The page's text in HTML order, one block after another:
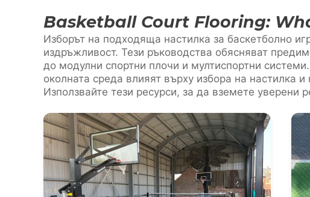
Basketball Court Flooring:
Изборът на подходяща настилка за баскетболно
издръжливост. Тези ръководства обясняват
до модулни спортни плочи и мултиспортни
околната среда влияят върху избора на
Използвайте тези ресурси, за да вземете